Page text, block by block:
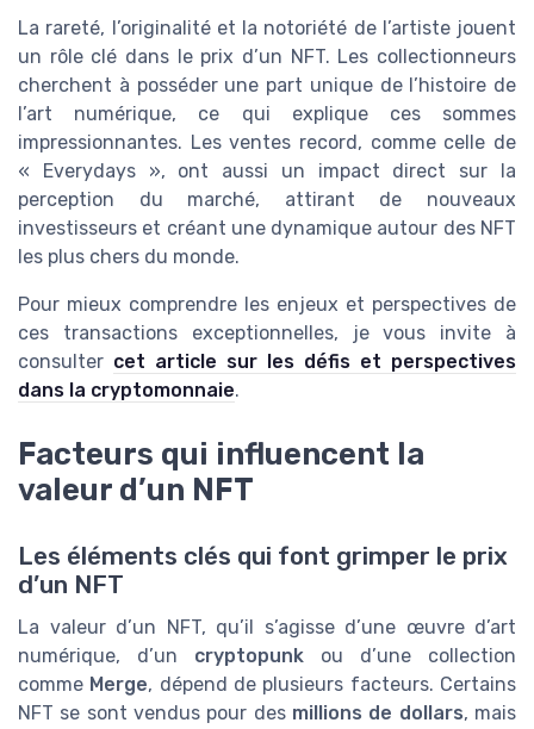
La rareté, l’originalité et la notoriété de l’artiste jouent
un rôle clé dans le prix d’un NFT. Les collectionneurs
cherchent à posséder une part unique de l’histoire de
l’art numérique, ce qui explique ces sommes
impressionnantes. Les ventes record, comme celle de
« Everydays », ont aussi un impact direct sur la
perception du marché, attirant de nouveaux
investisseurs et créant une dynamique autour des NFT
les plus chers du monde.
Pour mieux comprendre les enjeux et perspectives de
ces transactions exceptionnelles, je vous invite à
consulter cet article sur les défis et perspectives
dans la cryptomonnaie.
Facteurs qui influencent la
valeur d’un NFT
Les éléments clés qui font grimper le prix
d’un NFT
La valeur d’un NFT, qu’il s’agisse d’une œuvre d’art
numérique, d’un cryptopunk ou d’une collection
comme Merge, dépend de plusieurs facteurs. Certains
NFT se sont vendus pour des millions de dollars, mais